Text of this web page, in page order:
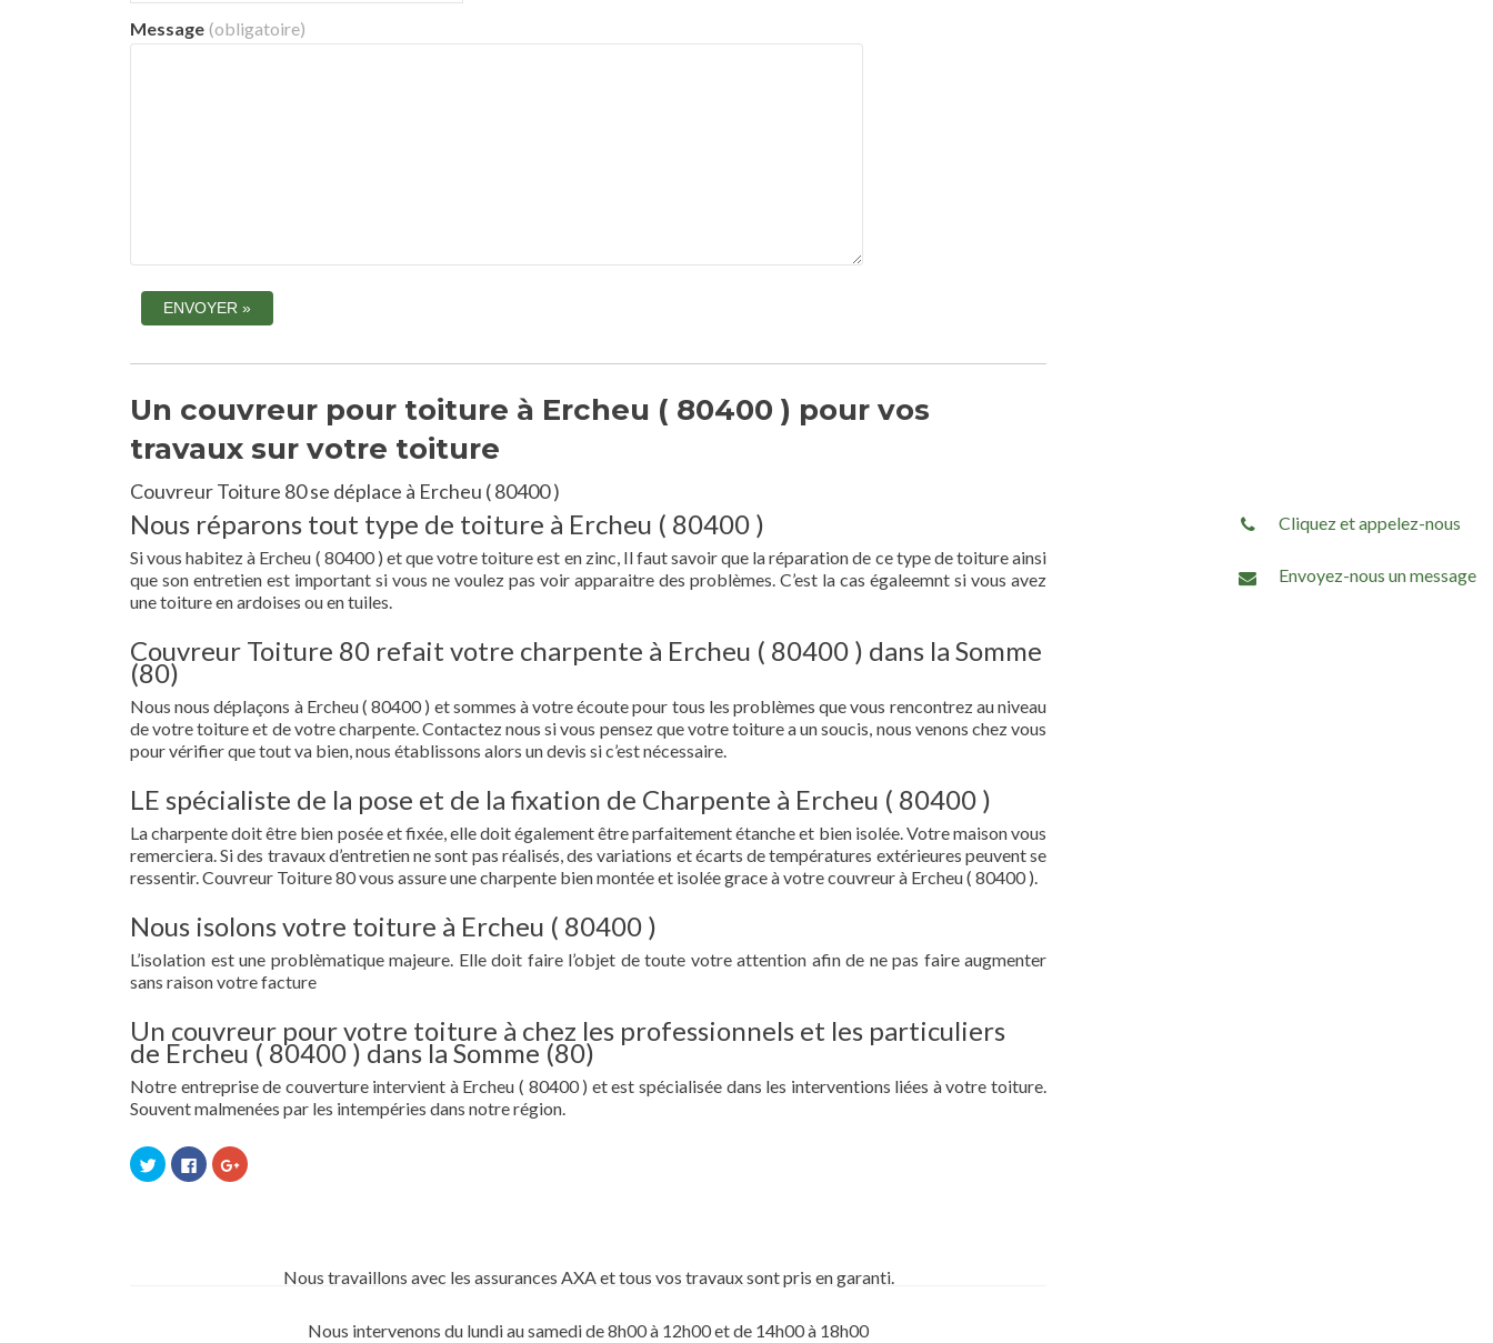
Message (obligatoire)
Un couvreur pour toiture à Ercheu ( 80400 ) pour vos
travaux sur votre toiture
Couvreur Toiture 80 se déplace à Ercheu ( 80400 )
Nous réparons tout type de toiture à Ercheu ( 80400 )
Si vous habitez à Ercheu ( 80400 ) et que votre toiture est en zinc, Il faut savoir que la réparation de ce type de toiture ainsi
que son entretien est important si vous ne voulez pas voir apparaitre des problèmes. C’est la cas égaleemnt si vous avez
une toiture en ardoises ou en tuiles.
Couvreur Toiture 80 refait votre charpente à Ercheu ( 80400 ) dans la Somme
(80)
Nous nous déplaçons à Ercheu ( 80400 ) et sommes à votre écoute pour tous les problèmes que vous rencontrez au niveau
de votre toiture et de votre charpente. Contactez nous si vous pensez que votre toiture a un soucis, nous venons chez vous
pour vérifier que tout va bien, nous établissons alors un devis si c’est nécessaire.
LE spécialiste de la pose et de la fixation de Charpente à Ercheu ( 80400 )
La charpente doit être bien posée et fixée, elle doit également être parfaitement étanche et bien isolée. Votre maison vous
remerciera. Si des travaux d’entretien ne sont pas réalisés, des variations et écarts de températures extérieures peuvent se
ressentir. Couvreur Toiture 80 vous assure une charpente bien montée et isolée grace à votre couvreur à Ercheu ( 80400 ).
Nous isolons votre toiture à Ercheu ( 80400 )
L’isolation est une problèmatique majeure. Elle doit faire l’objet de toute votre attention afin de ne pas faire augmenter
sans raison votre facture
Un couvreur pour votre toiture à chez les professionnels et les particuliers
de Ercheu ( 80400 ) dans la Somme (80)
Notre entreprise de couverture intervient à Ercheu ( 80400 ) et est spécialisée dans les interventions liées à votre toiture.
Souvent malmenées par les intempéries dans notre région.
Cliquez
pour
partager
Cliquez
pour
partager
Cliquez
pour
fenêtre)Nous travaillons avec les assurances AXA et tous vos travaux sont pris en garanti.
Nous intervenons du lundi au samedi de 8h00 à 12h00 et de 14h00 à 18h00
Cliquez et appelez-nous
Envoyez-nous un message